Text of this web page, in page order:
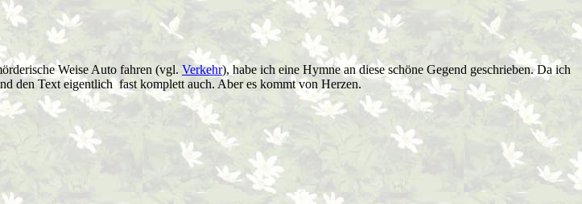
Weise Auto fahren (vgl. Verkehr), habe ich eine Hymne an diese schöne Gegend geschrieben. Da ich
den Text eigentlich fast komplett auch. Aber es kommt von Herzen.